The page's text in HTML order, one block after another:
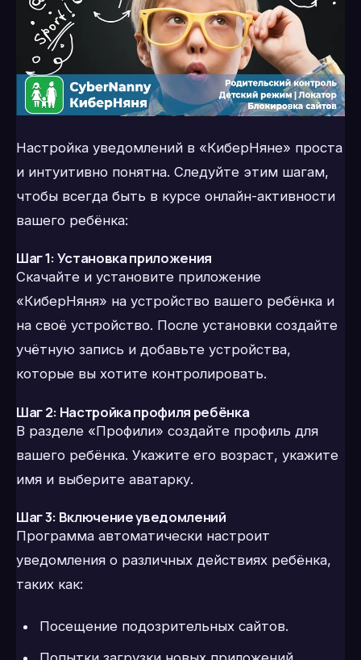
Настройка уведомлений в «КиберНяне» проста
и интуитивно понятна. Следуйте этим шагам,
чтобы всегда быть в курсе онлайн-активности
вашего ребёнка:
Шаг 1: Установка приложения
Скачайте и установите приложение
«КиберНяня» на устройство вашего ребёнка и
на своё устройство. После установки создайте
учётную запись и добавьте устройства,
которые вы хотите контролировать.
Шаг 2: Настройка профиля ребёнка
В разделе «Профили» создайте профиль для
вашего ребёнка. Укажите его возраст, укажите
имя и выберите аватарку.
Шаг 3: Включение уведомлений
Программа автоматически настроит
уведомления о различных действиях ребёнка,
таких как:
Посещение подозрительных сайтов.